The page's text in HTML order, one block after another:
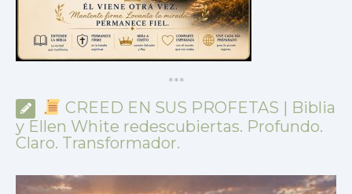
***
CREED EN SUS PROFETAS | Biblia
y Ellen White redescubiertas. Profundo.
Claro. Transformador.